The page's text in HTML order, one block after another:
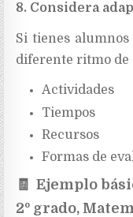
8. Considera
Si tienes alumnos
diferente ritmo de
Actividades
Tiempos
Recursos
Formas de
🧾 Ejemplo
2º grado,